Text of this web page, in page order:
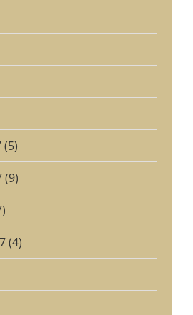
(5)
(9)
(4)